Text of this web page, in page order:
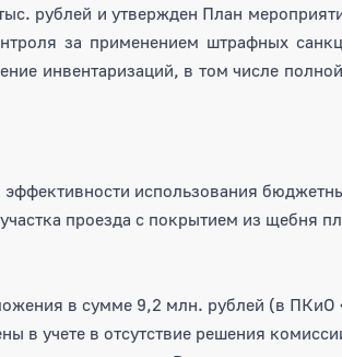
рублей и утвержден План
за применением штрафных
инвентаризаций, в том числе
использования
проезда с покрытием из щебня
в сумме 9,2 млн. рублей (в ПКиО
в учете в отсутствие решения